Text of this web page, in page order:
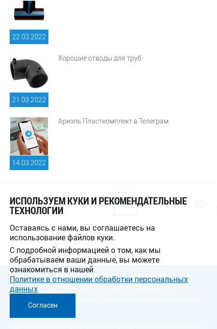
22.03.2022
21.03.2022
Хорошие отводы для труб
14.03.2022
Ариэль Пласткомплект в Телеграм
1 ... 44 45 46 47 48 49 50 51
ИСПОЛЬЗУЕМ КУКИ И РЕКОМЕНДАТЕЛЬНЫЕ
ТЕХНОЛОГИИ
Оставаясь с нами, вы соглашаетесь на
использование файлов куки.
С подробной информацией о том, как мы
обрабатываем ваши данные, вы можете
ознакомиться в нашей
Политике в отношении обработки персональных
данных
Согласен
АРИЭЛЬ ПЛАСТКОМПЛЕКТ © 2009-2026